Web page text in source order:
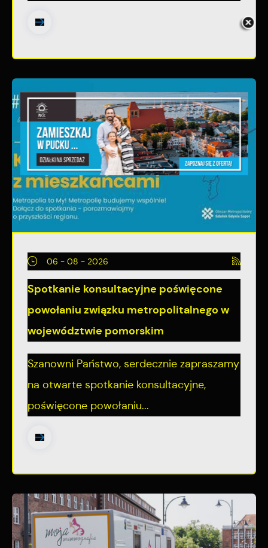
06 - 08 - 2026
Spotkanie konsultacyjne poświęcone
powołaniu związku metropolitalnego w
województwie pomorskim
Szanowni Państwo, serdecznie zapraszamy
na otwarte spotkanie konsultacyjne,
poświęcone powołaniu...